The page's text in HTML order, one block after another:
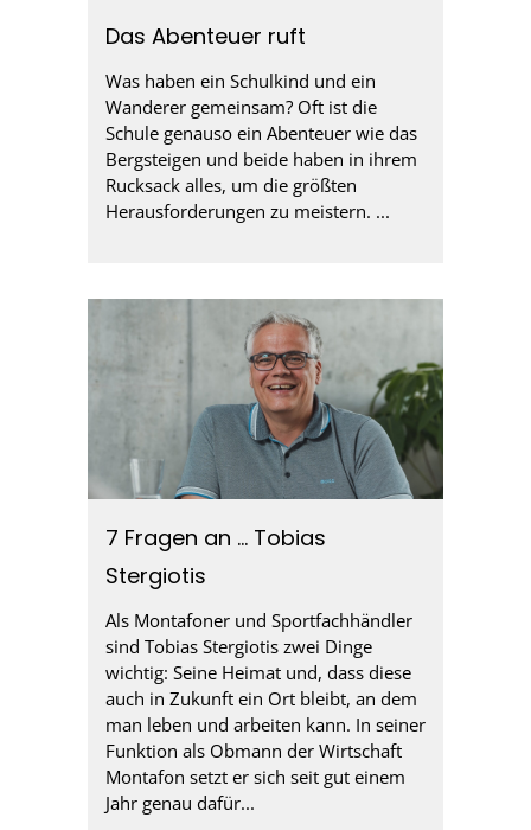
Das Abenteuer ruft
Was haben ein Schulkind und ein
Wanderer gemeinsam? Oft ist die
Schule genauso ein Abenteuer wie das
Bergsteigen und beide haben in ihrem
Rucksack alles, um die größten
Herausforderungen zu meistern. ...
7 Fragen an … Tobias
Stergiotis
Als Montafoner und Sportfachhändler
sind Tobias Stergiotis zwei Dinge
wichtig: Seine Heimat und, dass diese
auch in Zukunft ein Ort bleibt, an dem
man leben und arbeiten kann. In seiner
Funktion als Obmann der Wirtschaft
Montafon setzt er sich seit gut einem
Jahr genau dafür...